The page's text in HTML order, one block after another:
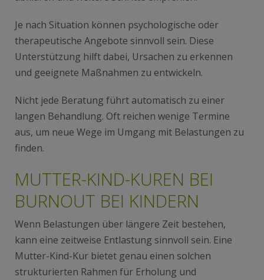
Je nach Situation können psychologische oder
therapeutische Angebote sinnvoll sein. Diese
Unterstützung hilft dabei, Ursachen zu erkennen
und geeignete Maßnahmen zu entwickeln.
Nicht jede Beratung führt automatisch zu einer
langen Behandlung. Oft reichen wenige Termine
aus, um neue Wege im Umgang mit Belastungen zu
finden.
MUTTER-KIND-KUREN BEI
BURNOUT BEI KINDERN
Wenn Belastungen über längere Zeit bestehen,
kann eine zeitweise Entlastung sinnvoll sein. Eine
Mutter-Kind-Kur bietet genau einen solchen
strukturierten Rahmen für Erholung und